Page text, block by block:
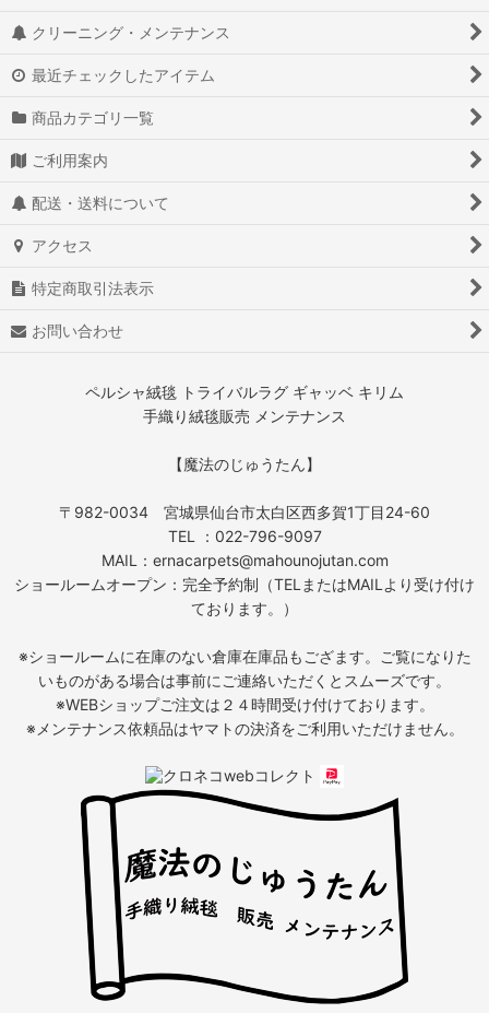
クリーニング・メンテナンス
最近チェックしたアイテム
商品カテゴリ一覧
ご利用案内
配送・送料について
アクセス
特定商取引法表示
お問い合わせ
ペルシャ絨毯 トライバルラグ ギャッベ キリム
手織り絨毯販売 メンテナンス
【魔法のじゅうたん】
〒982-0034 宮城県仙台市太白区西多賀1丁目24-60
TEL ：022-796-9097
MAIL：ernacarpets@mahounojutan.com
ショールームオープン：完全予約制（TELまたはMAILより受け付け
ております。）
※ショールームに在庫のない倉庫在庫品もござます。ご覧になりた
いものがある場合は事前にご連絡いただくとスムーズです。
※WEBショップご注文は２４時間受け付けております。
※メンテナンス依頼品はヤマトの決済をご利用いただけません。